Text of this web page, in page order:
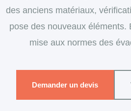
des anciens matériaux,
pose des nouveaux éléments.
mise aux normes des
Demander un devis